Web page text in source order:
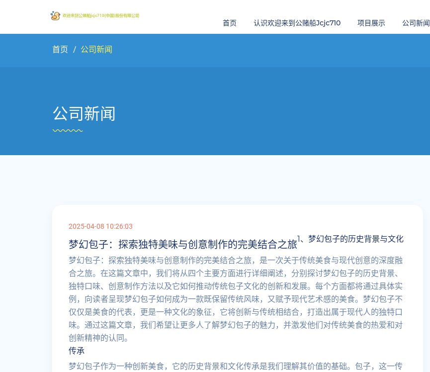
首页 认识欢迎来到公赌船jcjc710 项目展示 公司新闻
首页 公司新闻
公司新闻
2025-04-08 10:26:03
梦幻包子：探索独特美味与创意制作的完美结合之旅
梦幻包子：探索独特美味与创意制作的完美结合之旅，是一次关于传统美食与现代创意的深度融
合之旅。在这篇文章中，我们将从四个主要方面进行详细阐述，分别探讨梦幻包子的历史背景、
独特口味、创意制作方法以及它如何推动传统包子文化的创新和发展。每个方面都将通过具体实
例，向读者呈现梦幻包子如何成为一款既保留传统风味，又赋予现代艺术感的美食。梦幻包子不
仅仅是美食的代表，更是一种文化的象征，它将创新与传统相结合，打造出属于现代人的独特口
味。通过这篇文章，我们希望让更多人了解梦幻包子的魅力，并激发他们对传统美食的热爱和对
创新精神的认同。
1、梦幻包子的历史背景与文化
传承
梦幻包子作为一种创新美食，它的历史背景和文化传承是我们理解其价值的基础。包子，这一传